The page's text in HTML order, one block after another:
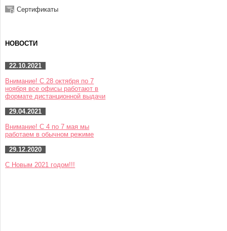
Сертификаты
НОВОСТИ
22.10.2021
Внимание! С 28 октября по 7
ноября все офисы работают в
формате дистанционной выдачи
29.04.2021
Внимание! С 4 по 7 мая мы
работаем в обычном режиме
29.12.2020
С Новым 2021 годом!!!